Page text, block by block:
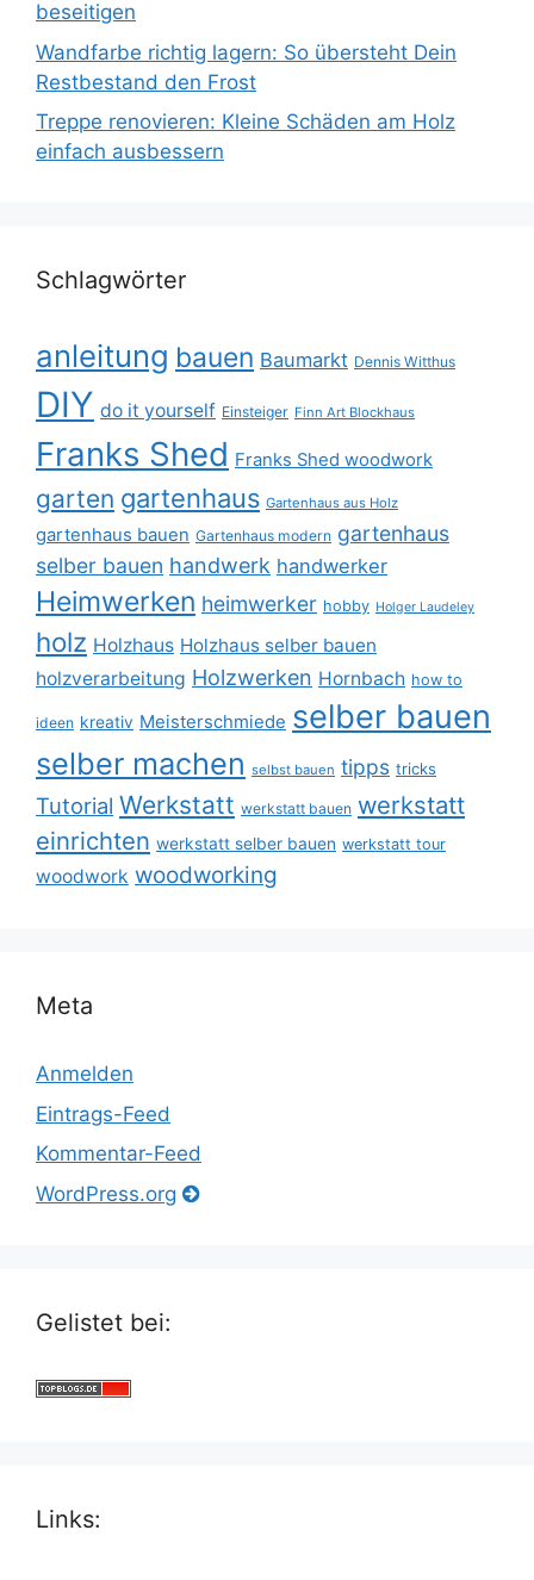
beseitigen
Wandfarbe richtig lagern: So übersteht Dein
Restbestand den Frost
Treppe renovieren: Kleine Schäden am Holz
einfach ausbessern
Schlagwörter
anleitung bauen Baumarkt Dennis Witthus
DIY do it yourself Einsteiger Finn Art Blockhaus
Franks Shed Franks Shed woodwork
garten gartenhaus Gartenhaus aus Holz
gartenhaus bauen Gartenhaus modern gartenhaus
selber bauen handwerk handwerker
Heimwerken heimwerker hobby Holger Laudeley
holz Holzhaus Holzhaus selber bauen
holzverarbeitung Holzwerken Hornbach how to
ideen kreativ Meisterschmiede selber bauen
selber machen selbst bauen tipps tricks
Tutorial Werkstatt werkstatt bauen werkstatt
einrichten werkstatt selber bauen werkstatt tour
woodwork woodworking
Meta
Anmelden
Eintrags-Feed
Kommentar-Feed
WordPress.org
Gelistet bei:
Links: